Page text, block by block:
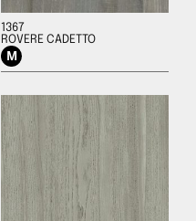
1367
ROVERE CADETTO